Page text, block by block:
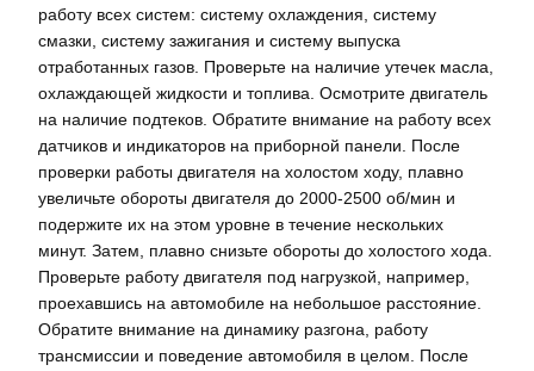
работу всех систем: систему охлаждения, систему
смазки, систему зажигания и систему выпуска
отработанных газов. Проверьте на наличие утечек масла,
охлаждающей жидкости и топлива. Осмотрите двигатель
на наличие подтеков. Обратите внимание на работу всех
датчиков и индикаторов на приборной панели. После
проверки работы двигателя на холостом ходу, плавно
увеличьте обороты двигателя до 2000-2500 об/мин и
подержите их на этом уровне в течение нескольких
минут. Затем, плавно снизьте обороты до холостого хода.
Проверьте работу двигателя под нагрузкой, например,
проехавшись на автомобиле на небольшое расстояние.
Обратите внимание на динамику разгона, работу
трансмиссии и поведение автомобиля в целом. После